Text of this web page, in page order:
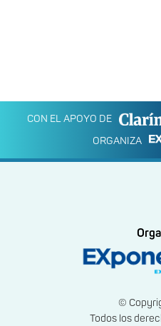
CON EL APOYO DE
ORGANIZA
©
Todos los